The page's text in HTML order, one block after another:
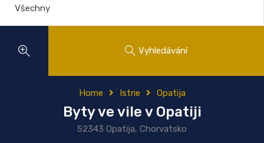
Vyhledávání
Home Istrie Opatija
Byty ve vile v Opatiji
52343 Opatija, Chorvatsko